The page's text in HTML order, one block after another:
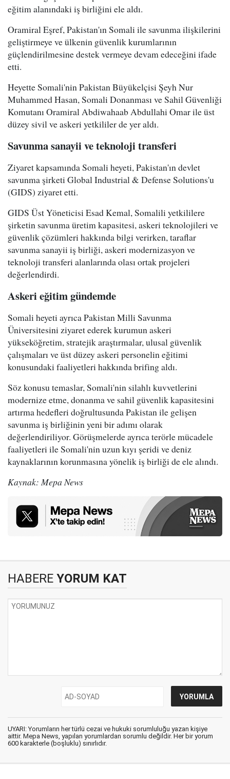
eğitim alanındaki iş birliğini ele aldı.
Oramiral Eşref, Pakistan'ın Somali ile savunma ilişkilerini
geliştirmeye ve ülkenin güvenlik kurumlarının
güçlendirilmesine destek vermeye devam edeceğini ifade
etti.
Heyette Somali'nin Pakistan Büyükelçisi Şeyh Nur
Muhammed Hasan, Somali Donanması ve Sahil Güvenliği
Komutanı Oramiral Abdiwahaab Abdullahi Omar ile üst
düzey sivil ve askeri yetkililer de yer aldı.
Savunma sanayii ve teknoloji transferi
Ziyaret kapsamında Somali heyeti, Pakistan'ın devlet
savunma şirketi Global Industrial & Defense Solutions'u
(GIDS) ziyaret etti.
GIDS Üst Yöneticisi Esad Kemal, Somalili yetkililere
şirketin savunma üretim kapasitesi, askeri teknolojileri ve
güvenlik çözümleri hakkında bilgi verirken, taraflar
savunma sanayii iş birliği, askeri modernizasyon ve
teknoloji transferi alanlarında olası ortak projeleri
değerlendirdi.
Askeri eğitim gündemde
Somali heyeti ayrıca Pakistan Milli Savunma
Üniversitesini ziyaret ederek kurumun askeri
yükseköğretim, stratejik araştırmalar, ulusal güvenlik
çalışmaları ve üst düzey askeri personelin eğitimi
konusundaki faaliyetleri hakkında brifing aldı.
Söz konusu temaslar, Somali'nin silahlı kuvvetlerini
modernize etme, donanma ve sahil güvenlik kapasitesini
artırma hedefleri doğrultusunda Pakistan ile gelişen
savunma iş birliğinin yeni bir adımı olarak
değerlendiriliyor. Görüşmelerde ayrıca terörle mücadele
faaliyetleri ile Somali'nin uzun kıyı şeridi ve deniz
kaynaklarının korunmasına yönelik iş birliği de ele alındı.
Kaynak: Mepa News
HABERE YORUM KAT
UYARI: Yorumların her türlü cezai ve hukuki sorumluluğu yazan kişiye
aittir. Mepa News, yapılan yorumlardan sorumlu değildir. Her bir yorum
600 karakterle (boşluklu) sınırlıdır.